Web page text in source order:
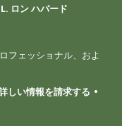
L. ロン ハバード
フェッショナル、およ
しい情報を請求する